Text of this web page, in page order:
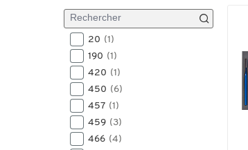
20 (1)
190 (1)
420 (1)
450 (6)
457 (1)
459 (3)
466 (4)